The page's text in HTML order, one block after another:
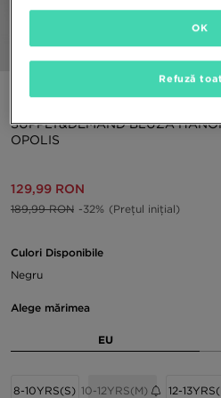
ONLY AT JD
SUPPLY&DEMAND BLUZĂ
OPOLIS
129,99 RON
189,99 RON -32% (Prețul inițial)
Culori Disponibile
Negru
Alege mărimea
EU
8-10YRS(S) 10-12YRS(M) 12-
Refuză
OK